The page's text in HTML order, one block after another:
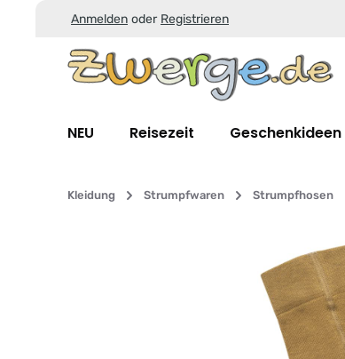
Zum Hauptinhalt springen
Zur Suche springen
Zur Hauptnavigation springen
Anmelden oder Registrieren
NEU Reisezeit Geschenkideen
Kleidung Strumpfwaren Strumpfhosen